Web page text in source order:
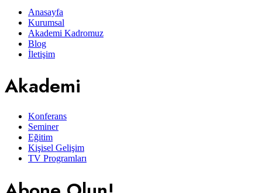
Anasayfa
Kurumsal
Akademi Kadromuz
Blog
İletişim
Akademi
Konferans
Seminer
Eğitim
Kişisel Gelişim
TV Programları